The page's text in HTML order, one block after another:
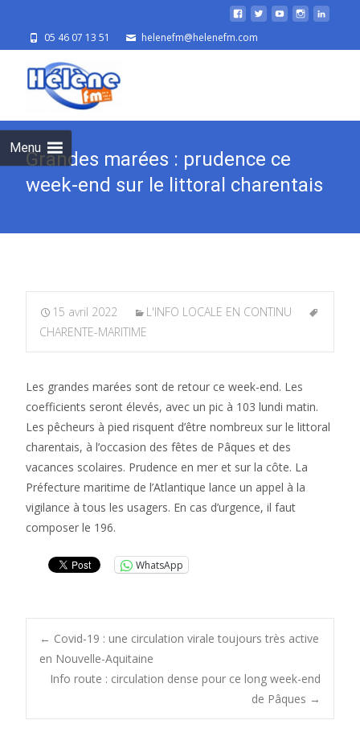
05 46 07 13 51 helenefm@helenefm.com
Menu
Grandes marées : prudence ce
week-end sur le littoral charentais
15 avril 2022
L'INFO LOCALE EN CONTINU
CHARENTE-MARITIME
Les grandes marées sont de retour ce week-end. Les
coefficients seront élevés, avec un pic à 103 lundi matin.
Les pêcheurs à pied risquent d’être nombreux sur le littoral
charentais, à l’occasion des fêtes de Pâques et des
vacances scolaires. Prudence en mer et sur la côte. La
Préfecture maritime de l’Atlantique lance un appel à la
vigilance à tous les usagers. En cas d’urgence, il faut
composer le 196.
WhatsApp
Post
navigation
← Covid-19 : une circulation virale toujours très active
en Nouvelle-Aquitaine
Info route : circulation dense pour ce long week-end
de Pâques →